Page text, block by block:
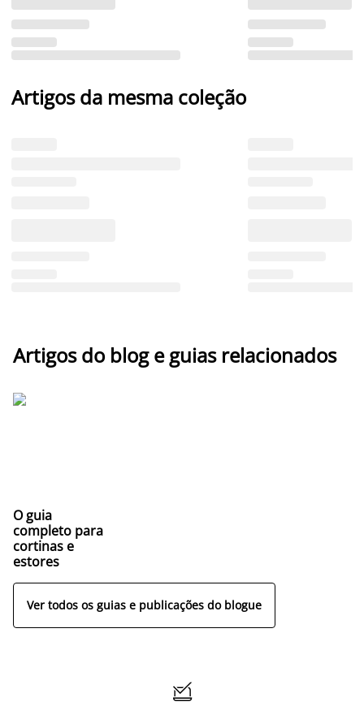
Artigos da mesma coleção
Artigos do blog e guias relacionados
O guia
completo para
cortinas e
estores
Ver todos os guias e publicações do blogue
